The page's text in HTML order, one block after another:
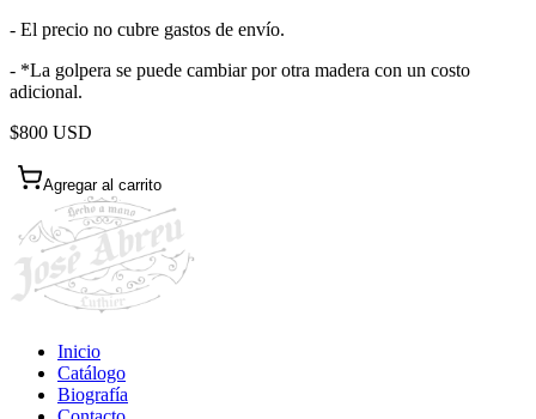
- El precio no cubre gastos de envío.
- *La golpera se puede cambiar por otra madera con un costo
adicional.
$800 USD
Agregar al carrito
Inicio
Catálogo
Biografía